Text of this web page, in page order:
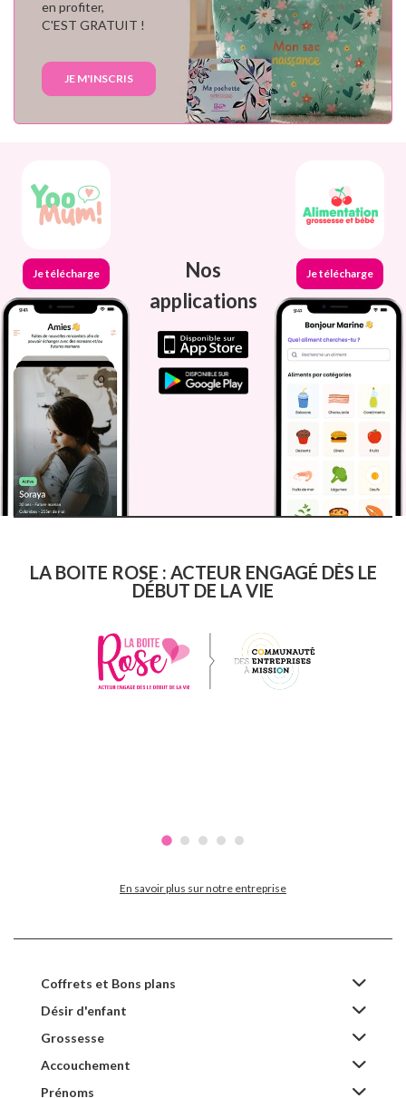
en profiter,
C'EST GRATUIT !
JE M'INSCRIS
Je télécharge
Nos
applications
Je télécharge
LA BOITE ROSE : ACTEUR ENGAGÉ DÈS LE
DÉBUT DE LA VIE
En savoir plus sur notre entreprise
Coffrets et Bons plans
Désir d'enfant
Grossesse
Accouchement
Prénoms